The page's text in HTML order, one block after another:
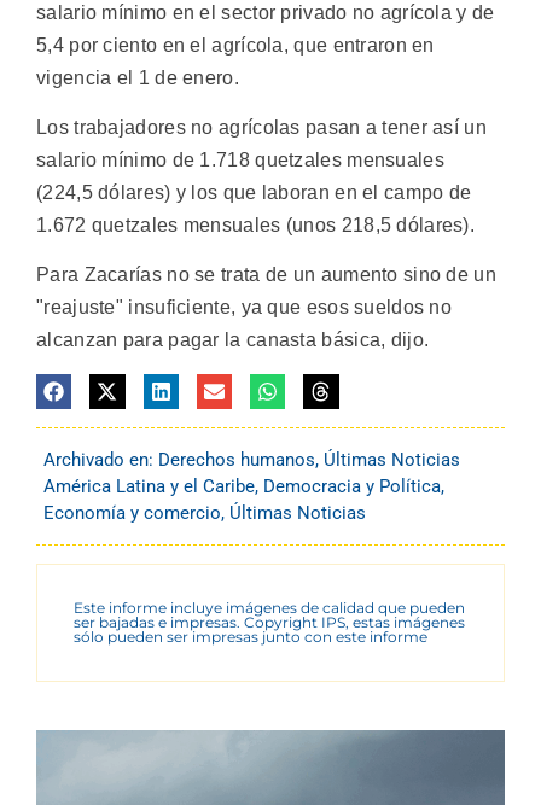
salario mínimo en el sector privado no agrícola y de
5,4 por ciento en el agrícola, que entraron en
vigencia el 1 de enero.
Los trabajadores no agrícolas pasan a tener así un
salario mínimo de 1.718 quetzales mensuales
(224,5 dólares) y los que laboran en el campo de
1.672 quetzales mensuales (unos 218,5 dólares).
Para Zacarías no se trata de un aumento sino de un
"reajuste" insuficiente, ya que esos sueldos no
alcanzan para pagar la canasta básica, dijo.
Archivado en: Derechos humanos, Últimas Noticias
América Latina y el Caribe, Democracia y Política,
Economía y comercio, Últimas Noticias
Este informe incluye imágenes de calidad que pueden
ser bajadas e impresas. Copyright IPS, estas imágenes
sólo pueden ser impresas junto con este informe